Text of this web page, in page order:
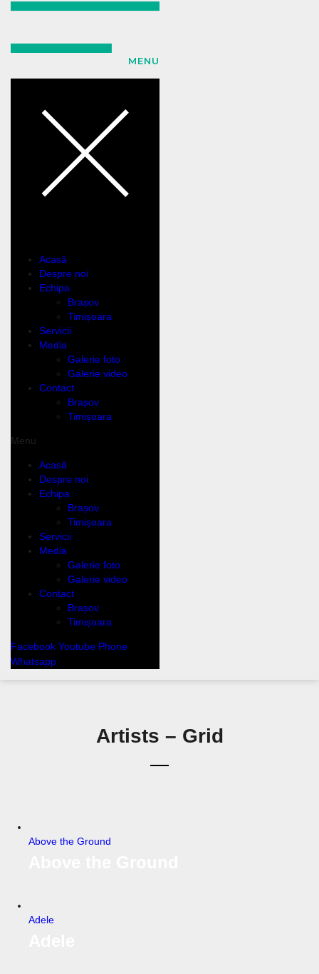
MENU
Acasă
Despre noi
Echipa
Brașov
Timișoara
Servicii
Media
Galerie foto
Galerie video
Contact
Brașov
Timișoara
Menu
Acasă
Despre noi
Echipa
Brașov
Timișoara
Servicii
Media
Galerie foto
Galerie video
Contact
Brașov
Timișoara
Facebook Youtube Phone
Whatsapp
Artists – Grid
Above the Ground
Adele